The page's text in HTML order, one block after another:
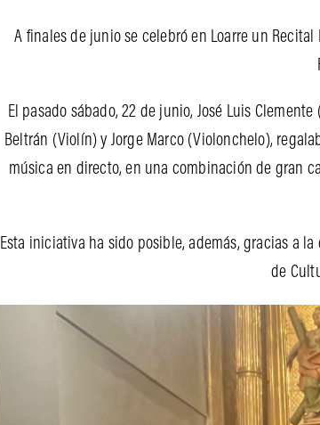
A finales de junio se celebró en Loarre un
El pasado sábado, 22 de junio, José Luis
Beltrán (Violín) y Jorge Marco (Violonchelo),
música en directo, en una combinación de gran
Esta iniciativa ha sido posible, además, gracias a
de